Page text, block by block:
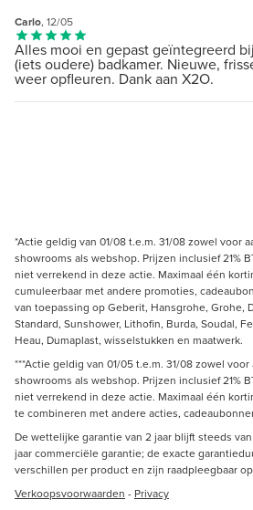
Carlo, 12/05
Alles mooi en gepast geïntegreerd
(iets oudere) badkamer. Nieuwe,
weer opfleuren. Dank aan X2O.
*Actie geldig van 01/08 t.e.m. 31/08 zowel voor
showrooms als webshop. Prijzen inclusief 21%
niet verrekend in deze actie. Maximaal één
cumuleerbaar met andere promoties,
van toepassing op Geberit, Hansgrohe, Grohe,
Standard, Sunshower, Lithofin, Burda, Soudal,
Heau, Dumaplast, wisselstukken en maatwerk.
***Actie geldig van 01/05 t.e.m. 31/08 zowel
showrooms als webshop. Prijzen inclusief 21%
niet verrekend in deze actie. Maximaal één
te combineren met andere acties,
De wettelijke garantie van 2 jaar blijft steeds
jaar commerciële garantie; de exacte
verschillen per product en zijn raadpleegbaar
Verkoopsvoorwaarden - Privacy